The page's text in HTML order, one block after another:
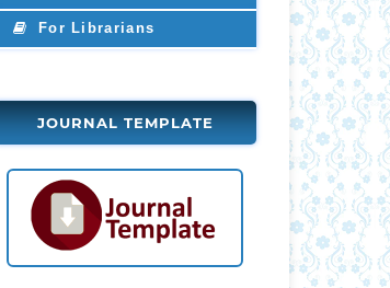
For Librarians
JOURNAL TEMPLATE